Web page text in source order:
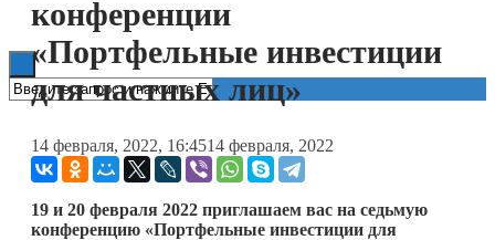
Книги
конференции
«Портфельные инвестиции
для частных лиц»
14 февраля, 2022, 16:4514 февраля, 2022
19 и 20 февраля 2022 приглашаем вас на седьмую
конференцию «Портфельные инвестиции для